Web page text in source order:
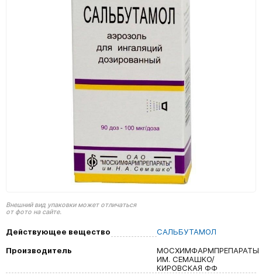
Внешний вид упаковки может отличаться
от фото на сайте.
Действующее вещество
САЛЬБУТАМОЛ
Производитель
МОСХИМФАРМПРЕПАРАТЫ
ИМ. СЕМАШКО/
КИРОВСКАЯ ФФ